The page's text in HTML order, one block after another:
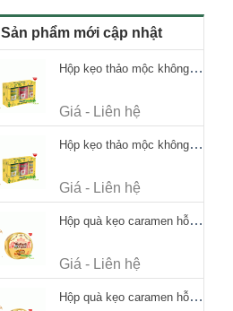
Sản phẩm mới cập nhật
Hộp kẹo thảo mộc không đường Ricola Signature 112.5g
Giá - Liên hệ
Hộp kẹo thảo mộc không đường Ricola Signature 112.5g
Giá - Liên hệ
Hộp quà kẹo caramen hỗn hợp Werther's Original Caramel Candy 170g
Giá - Liên hệ
Hộp quà kẹo caramen hỗn hợp Werther's Original Caramel Candy 170g